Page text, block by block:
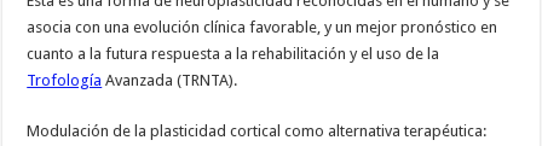
asocia con una evolución clínica favorable, y un mejor pronóstico en
cuanto a la futura respuesta a la rehabilitación y el uso de la
Trofología Avanzada (TRNTA).
Modulación de la plasticidad cortical como alternativa terapéutica: